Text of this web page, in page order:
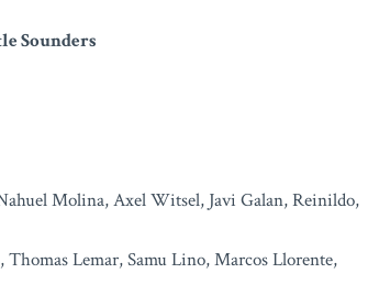
Sounders
Molina, Axel Witsel, Javi Galan, Reinildo,
Lemar, Samu Lino, Marcos Llorente,